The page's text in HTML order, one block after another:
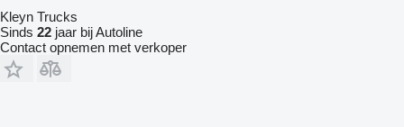
Kleyn Trucks
Sinds 22 jaar bij Autoline
Contact opnemen met verkoper